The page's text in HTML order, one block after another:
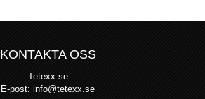
KONTAKTA OSS
Tetexx.se
E-post: info@tetexx.se